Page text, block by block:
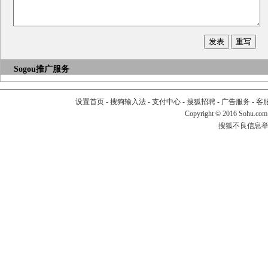
Sogou推广服务
设置首页- 搜狗输入法- 支付中心- 搜狐招聘- 广告服务 - 客
Copyright © 2016
搜狐不良信息